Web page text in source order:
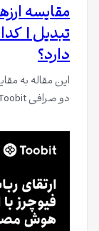
دارد؟
دو صرافی Toobit و تبدیل می‌پردازد. پروژه‌هایی…